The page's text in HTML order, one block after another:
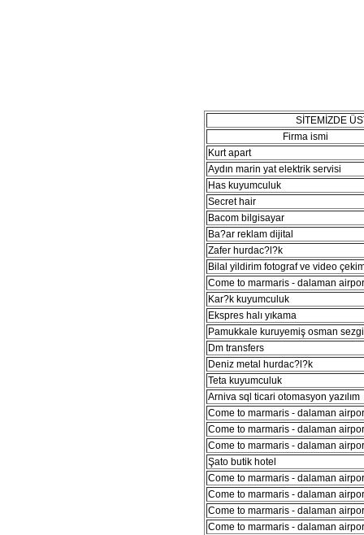
SİTEMİZDE
Firma ismi
Kurt apart
Aydın marin yat elektrik servisi
Has kuyumculuk
Secret hair
Bacom bilgisayar
Ba?ar reklam dijital
Zafer hurdac?l?k
Bilal yildirim fotograf ve video
Come to marmaris - dalaman
Kar?k kuyumculuk
Ekspres halı yıkama
Pamukkale kuruyemiş osman
Dm transfers
Deniz metal hurdac?l?k
Teta kuyumculuk
Arniva sql ticari otomasyon yazılım
Come to marmaris - dalaman
Come to marmaris - dalaman
Come to marmaris - dalaman
Şato butik hotel
Come to marmaris - dalaman
Come to marmaris - dalaman
Come to marmaris - dalaman
Come to marmaris - dalaman